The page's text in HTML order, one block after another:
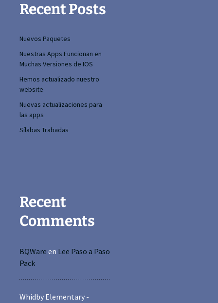
Recent Posts
Nuevos Paquetes
Nuestras Apps Funcionan en
Muchas Versiones de IOS
Hemos actualizado nuestro
website
Nuevas actualizaciones para
las apps
Sílabas Trabadas
Recent
Comments
BQWare en Lee Paso a Paso
Pack
Whidby Elementary -